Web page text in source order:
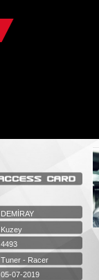
DEMIRAY
Kuzey
4493
Tuner - Racer
05-07-2019